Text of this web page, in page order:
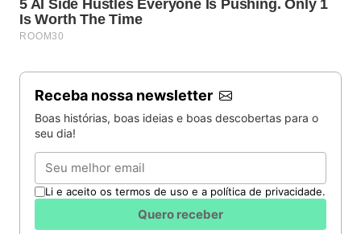
Sertãozinho
Rua Voluntário Otto Gomes Martins, 1380 – Centro
São José do Rio Preto
Av. Romeu Strazzi, 325, sala 403 – Vila Sinibaldi,
São José do Rio Preto – SP, 15084-010
Barretos
Receba nossa newsletter
Boas histórias, boas ideias e boas descobertas para o
seu dia!
Email
Li e aceito os termos de uso e a política de privacidade.
Quero receber